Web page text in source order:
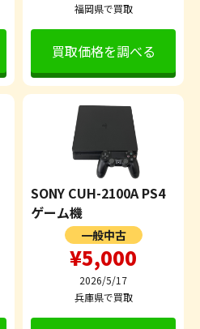
福岡県で買取
買取価格を調べる
SONY CUH-2100A PS4
ゲーム機
一般中古
¥5,000
2026/5/17
兵庫県で買取